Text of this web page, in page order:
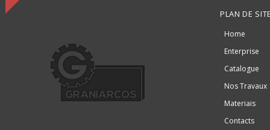
PLAN DE
Home
Enterprise
Catalogue
Nos Travaux
Materiais
Contacts